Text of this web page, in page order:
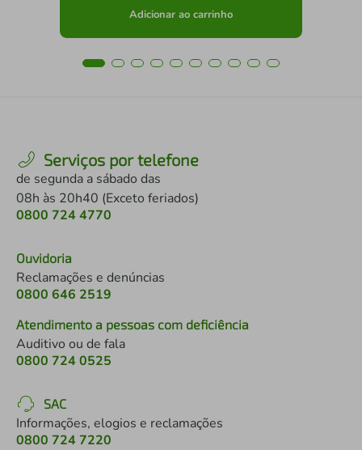
Adicionar ao carrinho
Serviços por telefone
de segunda a sábado das
08h às 20h40 (Exceto feriados)
0800 724 4770
Ouvidoria
Reclamações e denúncias
0800 646 2519
Atendimento a pessoas com deficiência
Auditivo ou de fala
0800 724 0525
SAC
Informações, elogios e reclamações
0800 724 7220